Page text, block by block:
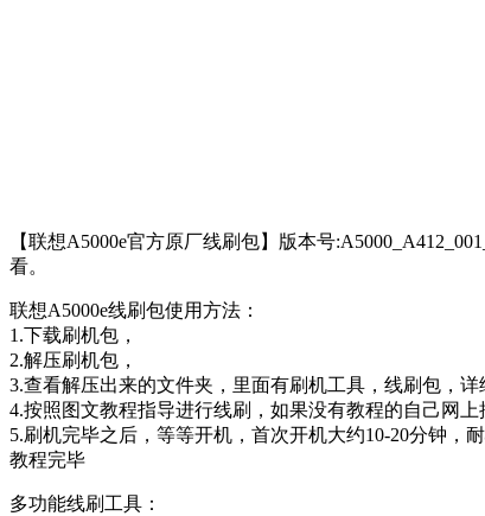
【联想A5000e官方原厂线刷包】版本号
看。
联想A5000e线刷包使用方法：
1.下载刷机包，
2.解压刷机包，
3.查看解压出来的文件夹，里面有刷机工具，线刷包，详
4.按照图文教程指导进行线刷，如果没有教程的自己网上
5.刷机完毕之后，等等开机，首次开机大约10-20分钟，耐
教程完毕
多功能线刷工具：